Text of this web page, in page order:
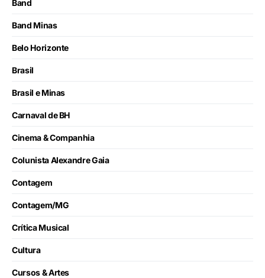
Band
Band Minas
Belo Horizonte
Brasil
Brasil e Minas
Carnaval de BH
Cinema & Companhia
Colunista Alexandre Gaia
Contagem
Contagem/MG
Crítica Musical
Cultura
Cursos & Artes